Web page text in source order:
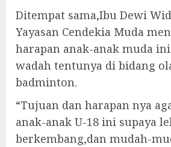
Ditempat sama,Ibu Dewi
Yayasan Cendekia Muda
harapan anak-anak muda
wadah tentunya di bidang
badminton.
“Tujuan dan harapan nya
anak-anak U-18 ini supaya
berkembang,dan mudah-